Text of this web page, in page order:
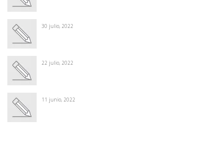
30 julio, 2022
22 julio, 2022
11 junio, 2022